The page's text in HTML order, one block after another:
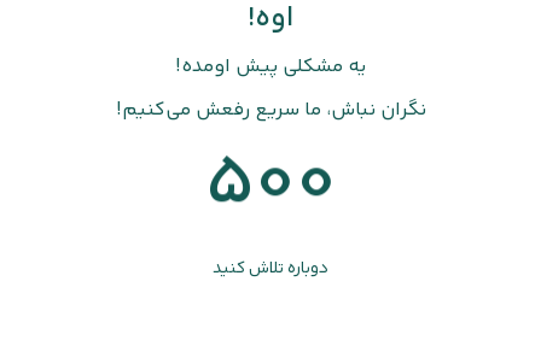
اوه!
یه مشکلی پیش اومده!
نگران نباش، ما سریع رفعش می‌کنیم!
500
دوباره تلاش کنید